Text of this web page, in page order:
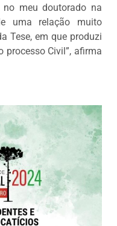
meu doutorado na
uma relação muito
Tese, em que produzi
Civil”, afirma